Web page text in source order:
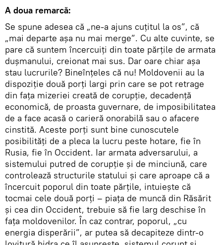
A doua remarcă:
Se spune adesea că „ne-a ajuns cuţitul la os”, că
„mai departe aşa nu mai merge”. Cu alte cuvinte, se
pare că suntem încercuiţi din toate părţile de armata
duşmanului, creionat mai sus. Dar oare chiar aşa
stau lucrurile? Bineînţeles că nu! Moldovenii au la
dispoziţie două porţi largi prin care se pot retrage
din faţa mizeriei creată de corupţie, decadenţă
economică, de proasta guvernare, de imposibilitatea
de a face acasă o carieră onorabilă sau o afacere
cinstită. Aceste porţi sunt bine cunoscutele
posibilităţi de a pleca la lucru peste hotare, fie în
Rusia, fie în Occident. Iar armata adversarului, a
sistemului putred de corupţie şi de minciună, care
controlează structurile statului şi care aproape că a
încercuit poporul din toate părţile, intuieşte că
tocmai cele două porţi – piaţa de muncă din Răsărit
şi cea din Occident, trebuie să fie larg deschise în
faţa moldovenilor. În caz contrar, poporul, „cu
energia disperării”, ar putea să decapiteze dintr-o